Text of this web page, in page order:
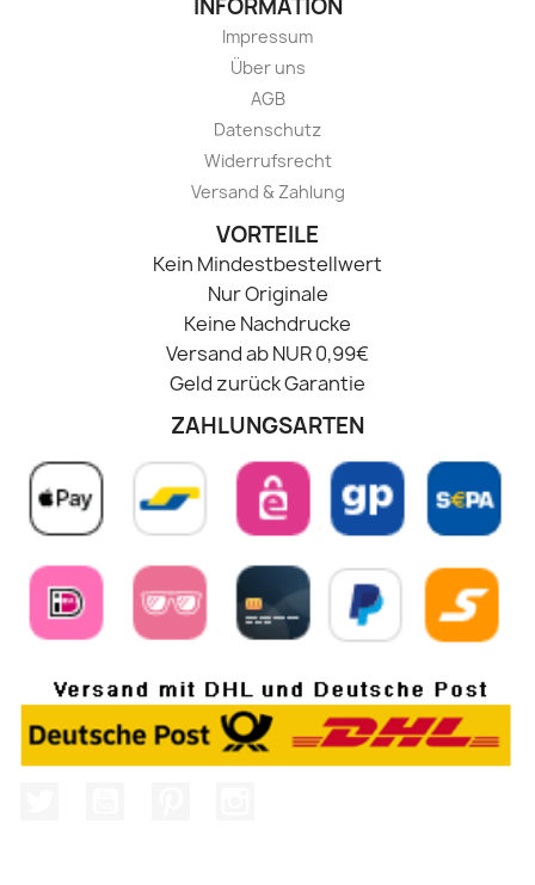
INFORMATION
Impressum
Über uns
AGB
Datenschutz
Widerrufsrecht
Versand & Zahlung
VORTEILE
Kein Mindestbestellwert
Nur Originale
Keine Nachdrucke
Versand ab NUR 0,99€
Geld zurück Garantie
ZAHLUNGSARTEN